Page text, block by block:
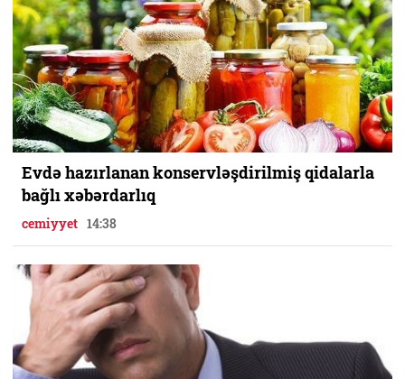
Evdə hazırlanan konservləşdirilmiş qidalarla
bağlı xəbərdarlıq
cemiyyet 14:38